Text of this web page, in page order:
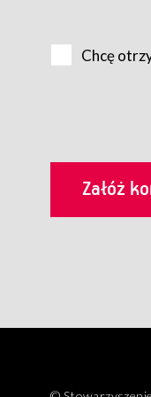
§ 3
Chcę